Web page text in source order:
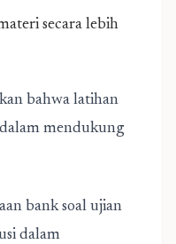
secara lebih
bahwa latihan
mendukung
bank soal ujian
dalam